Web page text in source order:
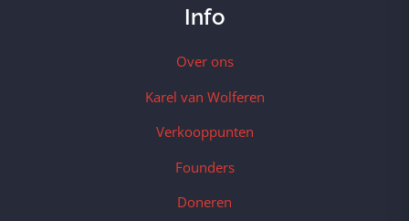
Info
Over ons
Karel van Wolferen
Verkooppunten
Founders
Doneren